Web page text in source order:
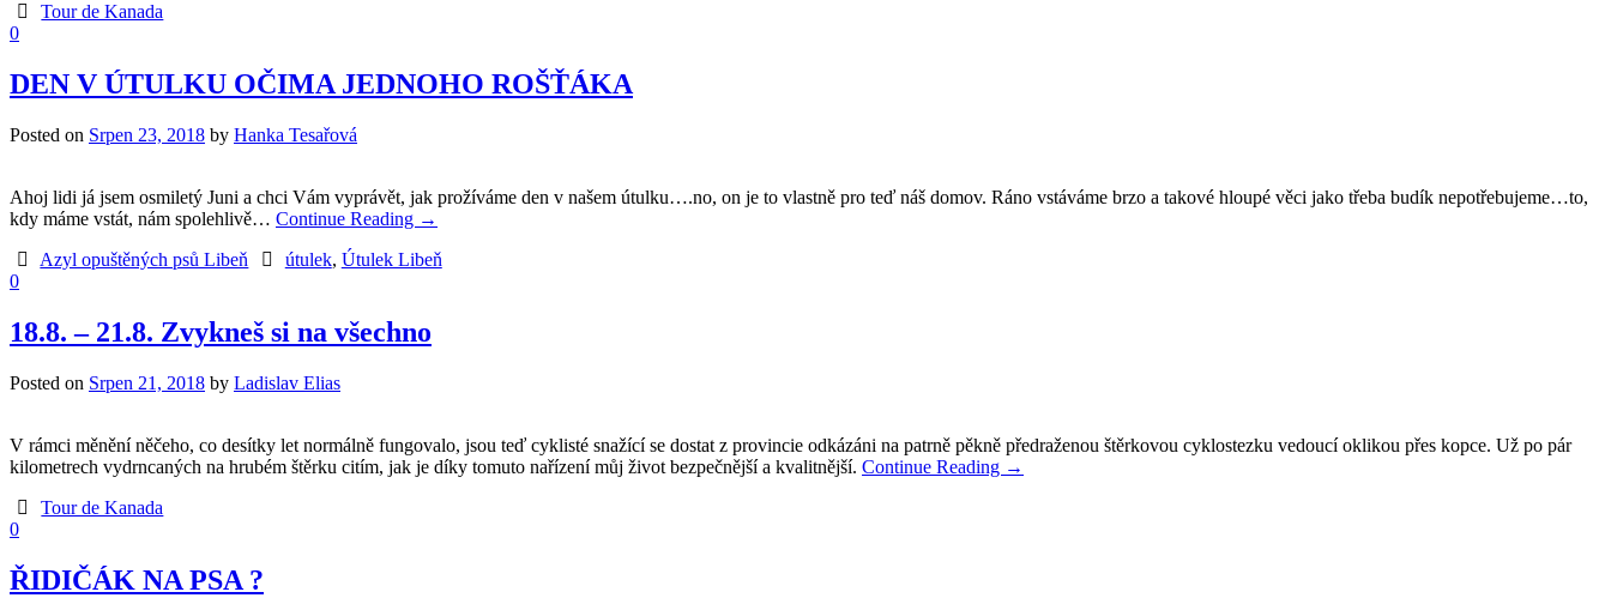
Tour de Kanada
0
DEN V ÚTULKU OČIMA JEDNOHO ROŠŤÁKA
Posted on Srpen 23, 2018 by Hanka Tesařová
Ahoj lidi já jsem osmiletý Juni a chci Vám vyprávět, jak prožíváme den v našem útulku….no, on je to vlastně pro teď náš domov. Ráno vstáváme brzo a takové hloupé věci jako třeba budík nepotřebujeme…to,
kdy máme vstát, nám spolehlivě… Continue Reading →
Azyl opuštěných psů Libeň
útulek, Útulek Libeň
0
18.8. – 21.8. Zvykneš si na všechno
Posted on Srpen 21, 2018 by Ladislav Elias
V rámci měnění něčeho, co desítky let normálně fungovalo, jsou teď cyklisté snažící se dostat z provincie odkázáni na patrně pěkně předraženou štěrkovou cyklostezku vedoucí oklikou přes kopce. Už po pár
kilometrech vydrncaných na hrubém štěrku citím, jak je díky tomuto nařízení můj život bezpečnější a kvalitnější. Continue Reading →
Tour de Kanada
0
ŘIDIČÁK NA PSA ?